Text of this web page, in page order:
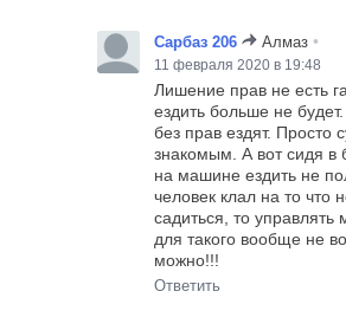
Сарбаз 206 Алмаз •
11 февраля 2020 в 19:48
Лишение прав не есть
ездить больше не
без прав ездят. Просто
знакомым. А вот сидя в
на машине ездить не
человек клал на то что
садиться, то
для такого вообще не
можно!!!
Ответить